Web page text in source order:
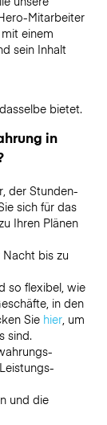
Mitarbeiter
einem
sein Inhalt
bietet.
in
der Stunden-
sich für das
Ihren Plänen
bis zu
so flexibel, wie
in den
Sie hier, um
sind.
und die